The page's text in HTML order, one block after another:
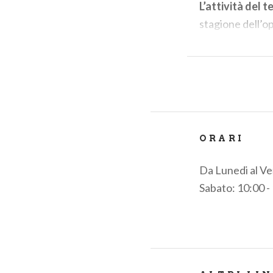
L’attività del
stagione
realizzata
Fraschini di
Accanto ai
opere
serie di
ORARI
Da Lunedi al
Sabato: 10:00